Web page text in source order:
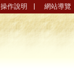
操作說明 | 網站導覽